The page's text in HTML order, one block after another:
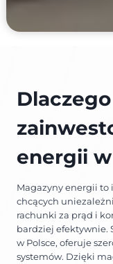
energii
Magazyny energii to
chcących
rachunki za prąd i
bardziej efektywnie.
w Polsce, oferuje
systemów. Dzięki